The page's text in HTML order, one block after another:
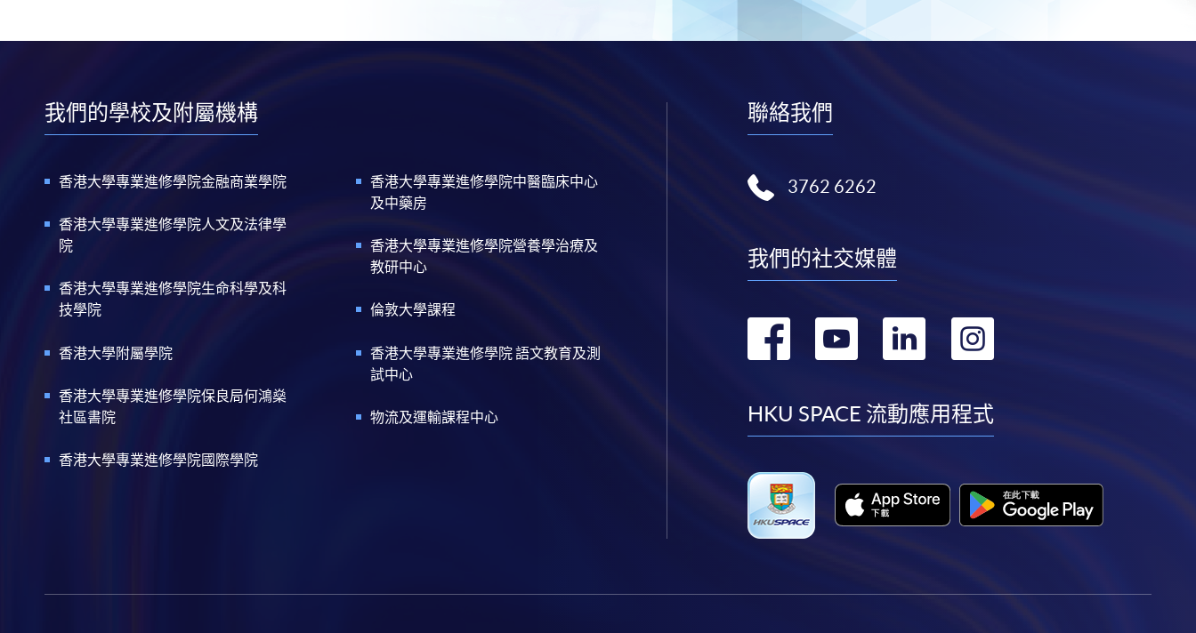
我們的學校及附屬機構
香港大學專業進修學院金融商業學院
香港大學專業進修學院人文及法律學
院
香港大學專業進修學院生命科學及科
技學院
香港大學附屬學院
香港大學專業進修學院保良局何鴻燊
社區書院
香港大學專業進修學院國際學院
香港大學專業進修學院中醫臨床中心
及中藥房
香港大學專業進修學院營養學治療及
教研中心
倫敦大學課程
香港大學專業進修學院 語文教育及測
試中心
物流及運輸課程中心
聯絡我們
3762 6262
我們的社交媒體
轉
facebook
轉
youtube
轉
linkedin
轉
instagram
HKU SPACE 流動應用程式